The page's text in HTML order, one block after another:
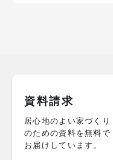
資料請求
居心地のよい家づくり
のための資料を無料で
お届けしています。